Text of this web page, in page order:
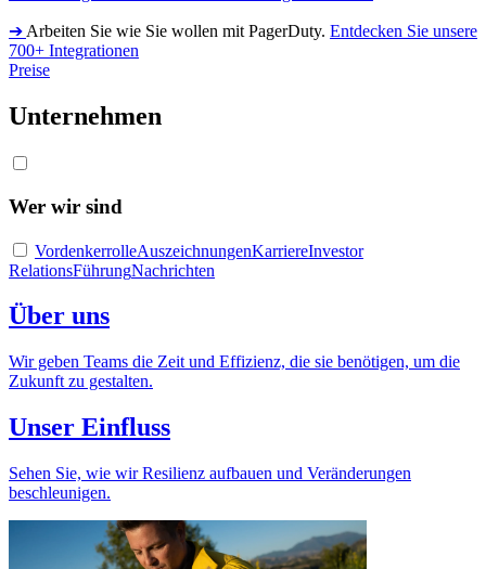
➔ Arbeiten Sie wie Sie wollen mit PagerDuty. Entdecken Sie unsere
700+ Integrationen
Preise
Unternehmen
Wer wir sind
VordenkerrolleAuszeichnungenKarriereInvestor
RelationsFührungNachrichten
Über uns
Wir geben Teams die Zeit und Effizienz, die sie benötigen, um die
Zukunft zu gestalten.
Unser Einfluss
Sehen Sie, wie wir Resilienz aufbauen und Veränderungen
beschleunigen.